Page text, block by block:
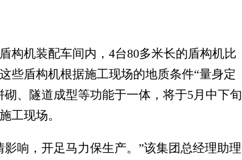
机装配车间内，4台80多米长的盾构机比
些盾构机根据施工现场的地质条件“量身定
、隧道成型等功能于一体，将于5月中下旬
工现场。
响，开足马力保生产。”该集团总经理助理